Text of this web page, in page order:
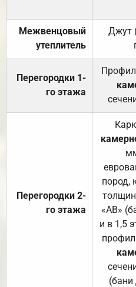
Межвенцовый
утеплитель
Джут
Перегородки 1-
го этажа
Перегородки 2-
го этажа
пород,
«АВ»
и в 1,5